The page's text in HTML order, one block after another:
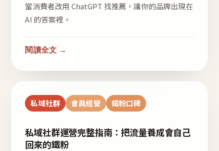
當消費者改用 ChatGPT 找推薦，讓你的品牌出現在
AI 的答案裡。
閱讀全文 →
私域社群 會員經營 鐵粉口碑
私域社群運營完整指南：把流量養成會自己
回來的鐵粉